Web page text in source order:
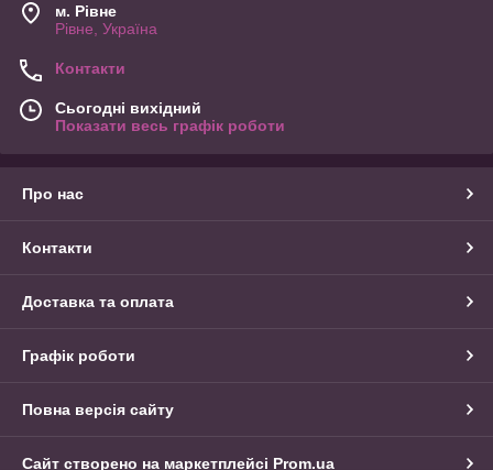
м. Рівне
Рівне, Україна
Контакти
Сьогодні вихідний
Показати весь графік роботи
Про нас
Контакти
Доставка та оплата
Графік роботи
Повна версія сайту
Сайт створено на маркетплейсі Prom.ua